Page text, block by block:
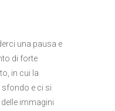
una pausa e
di forte
in cui la
e ci si
immagini